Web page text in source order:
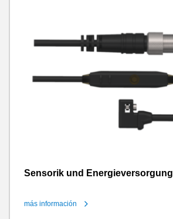
Sensorik und Energieversorgung
más información